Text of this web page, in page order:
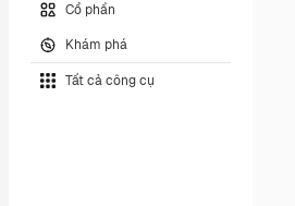
Cổ phần
Khám phá
Tất cả công cụ